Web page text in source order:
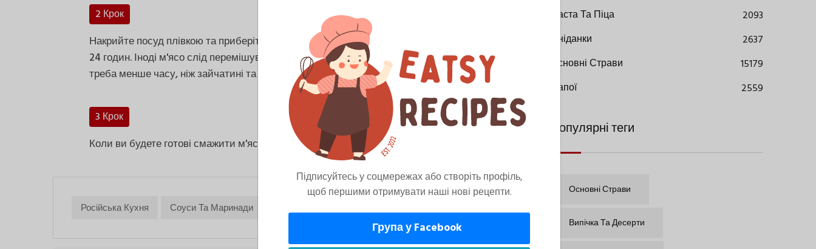
2 Крок
Накрийте посуд плівкою та приберіть все разом у холодильник на термін від 5 до
24 годин. Іноді м'ясо слід перемішувати. Час залежить від типу м'яса — куріпкам
треба менше часу, ніж зайчатині та оленіні, наприклад.
3 Крок
Коли ви будете готові смажити м'ясо, видаліть весь маринад.
Російська Кухня Соуси Та Маринади
Паста Та Піца
2093
Сніданки
2637
Основні Страви
15179
Напої
2559
Популярні теги
Основні Страви
Випічка Та Десерти
Підписуйтесь у соцмережах або створіть профіль,
щоб першими отримувати наші нові рецепти.
Група у Facebook